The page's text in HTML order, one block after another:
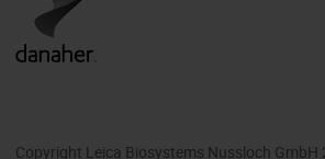
Copyright Leica Biosystems Nussloch GmbH